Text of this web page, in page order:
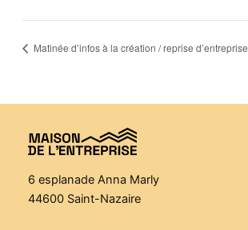
Matinée d’infos à la création / reprise d’entreprise
6 esplanade Anna Marly
44600 Saint-Nazaire